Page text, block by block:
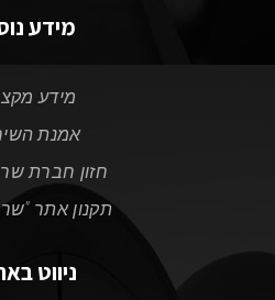
מידע
מידע
אמנת
חזון חברת
תקנון אתר
ניווט